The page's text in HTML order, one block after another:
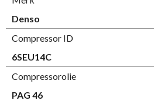
Denso
Compressor ID
6SEU14C
Compressorolie
PAG 46